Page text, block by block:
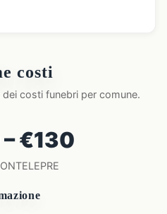
costi
costi funebri per comune.
€130